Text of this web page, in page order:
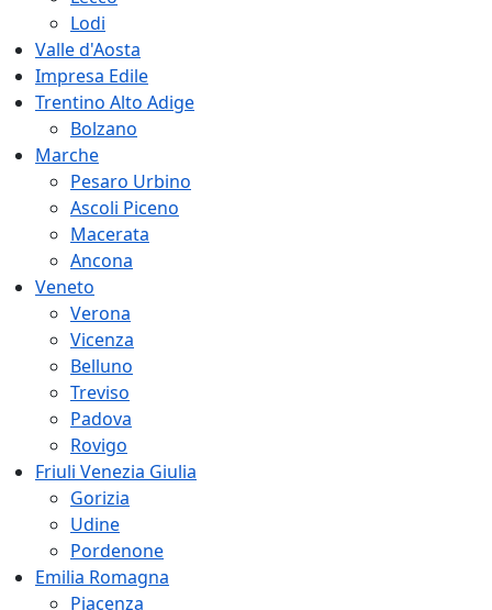
Lodi
Valle d'Aosta
Impresa Edile
Trentino Alto Adige
Bolzano
Marche
Pesaro Urbino
Ascoli Piceno
Macerata
Ancona
Veneto
Verona
Vicenza
Belluno
Treviso
Padova
Rovigo
Friuli Venezia Giulia
Gorizia
Udine
Pordenone
Emilia Romagna
Piacenza